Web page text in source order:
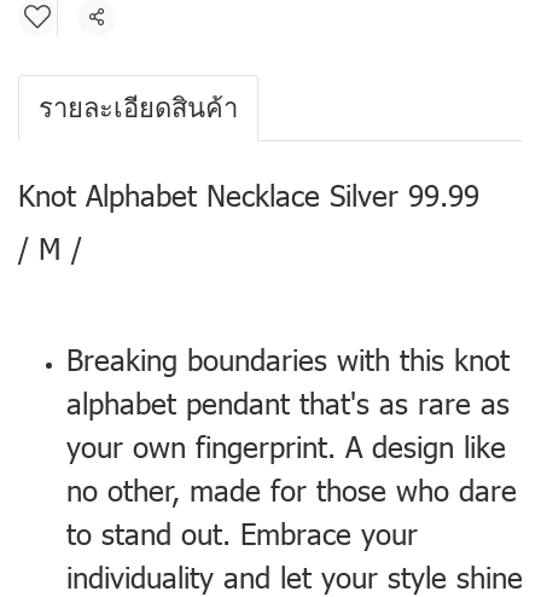
Share
รายละเอียดสินค้า
Knot Alphabet Necklace Silver 99.99
/ M /
Breaking boundaries with this knot
alphabet pendant that's as rare as
your own fingerprint. A design like
no other, made for those who dare
to stand out. Embrace your
individuality and let your style shine